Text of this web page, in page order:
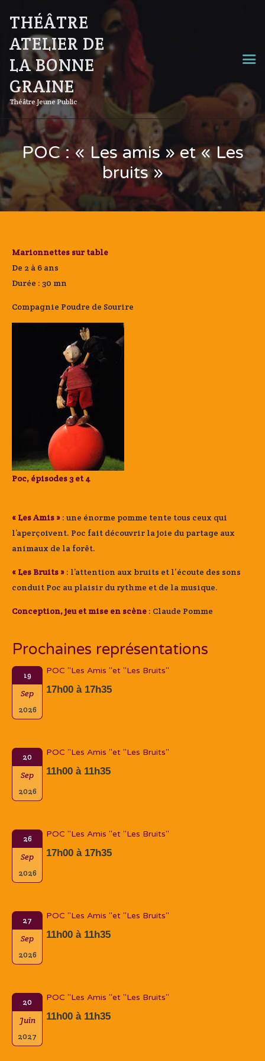
THÉÂTRE
ATELIER DE
LA BONNE
GRAINE
Théâtre Jeune Public
POC : « Les amis » et « Les
bruits »
Marionnettes sur table
De 2 à 6 ans
Durée : 30 mn
Compagnie Poudre de Sourire
Poc, épisodes 3 et 4
« Les Amis » : une énorme pomme tente tous ceux qui
l’aperçoivent. Poc fait découvrir la joie du partage aux
animaux de la forêt.
« Les Bruits » : l’attention aux bruits et l’écoute des sons
conduit Poc au plaisir du rythme et de la musique.
Conception, jeu et mise en scène : Claude Pomme
Prochaines représentations
19
Sep
2026
POC "Les Amis "et "Les Bruits"
17h00 à 17h35
20
Sep
2026
POC "Les Amis "et "Les Bruits"
11h00 à 11h35
26
Sep
2026
POC "Les Amis "et "Les Bruits"
17h00 à 17h35
27
Sep
2026
POC "Les Amis "et "Les Bruits"
11h00 à 11h35
20
Juin
2027
POC "Les Amis "et "Les Bruits"
11h00 à 11h35